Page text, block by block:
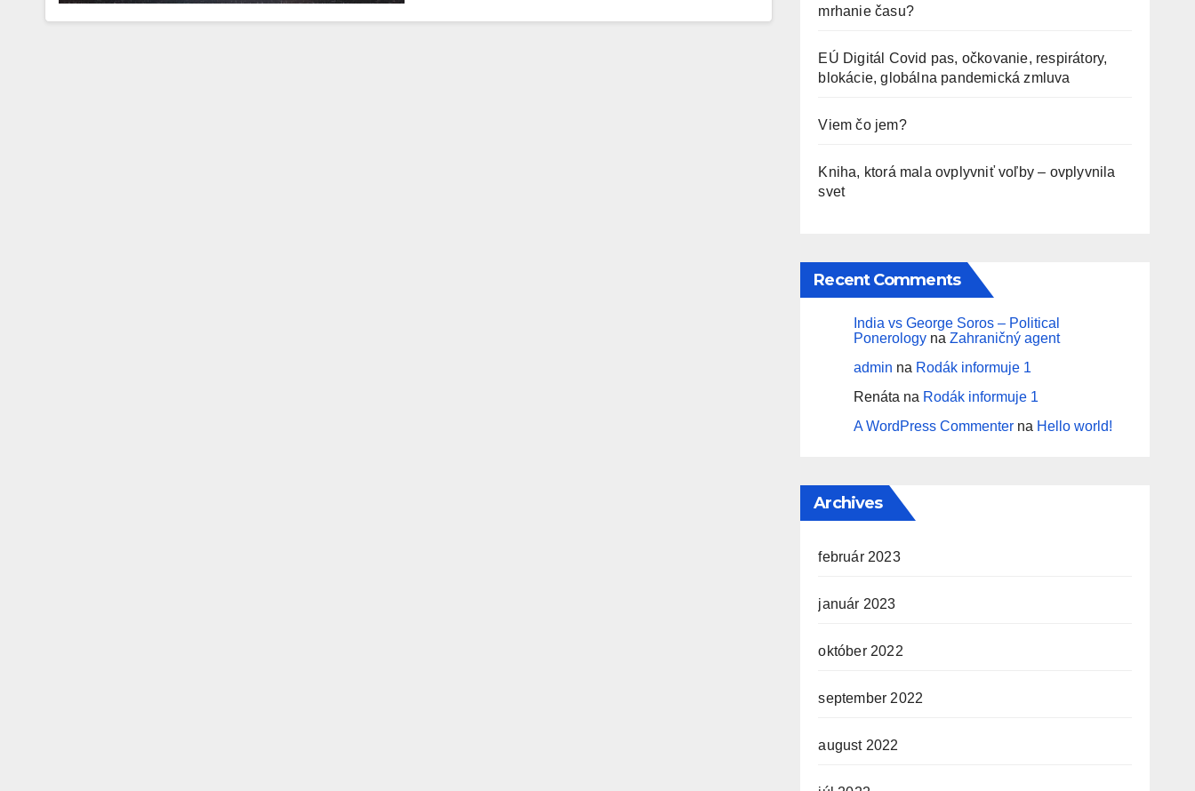
mrhanie času?
EÚ Digitál Covid pas, očkovanie, respirátory,
blokácie, globálna pandemická zmluva
Viem čo jem?
Kniha, ktorá mala ovplyvniť voľby – ovplyvnila
svet
Recent Comments
India vs George Soros – Political
Ponerology naZahraničný agent
admin na Rodák informuje 1
Renáta na Rodák informuje 1
A WordPress Commenter na Hello world!
Archives
február 2023
január 2023
október 2022
september 2022
august 2022